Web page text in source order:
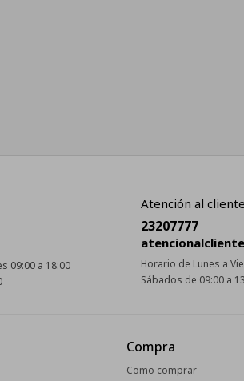
09:00 a 18:00
Atención al
23207777
Horario de Lunes a
Sábados de 09:00 a
Compra
Como comprar